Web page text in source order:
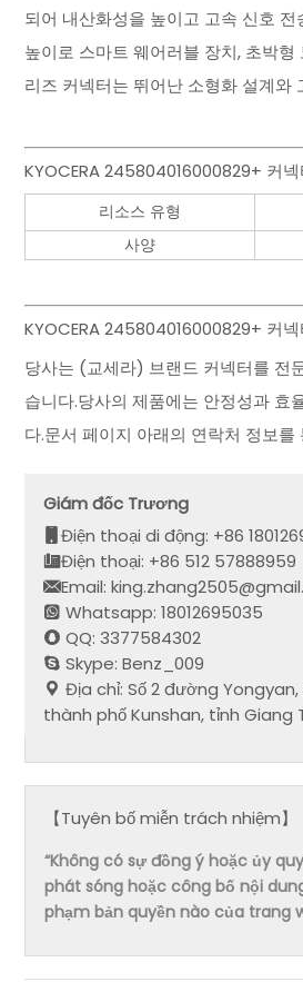
되어 내산화성을 높이고 고속 신호
높이로 스마트 웨어러블 장치, 초박
리즈 커넥터는 뛰어난 소형화 설계와
KYOCERA 245804016000829+ 커
리소스 유형
사양
KYOCERA 245804016000829+ 커
당사는 (교세라) 브랜드 커넥터를 전
습니다.당사의 제품에는 안정성과 효
다.문서 페이지 아래의 연락처 정보
Giám đốc Trương
Điện thoại di động: +86
Điện thoại: +86 512 57888959
Email:
Whatsapp: 18012695035
QQ: 3377584302
Skype: Benz_009
Địa chỉ: Số 2 đường
thành phố Kunshan, tỉnh Giang
【Tuyên bố miễn trách nhiệm】
“Không có sự đồng ý hoặc ủy
phát sóng hoặc công bố nội
phạm bản quyền nào của trang